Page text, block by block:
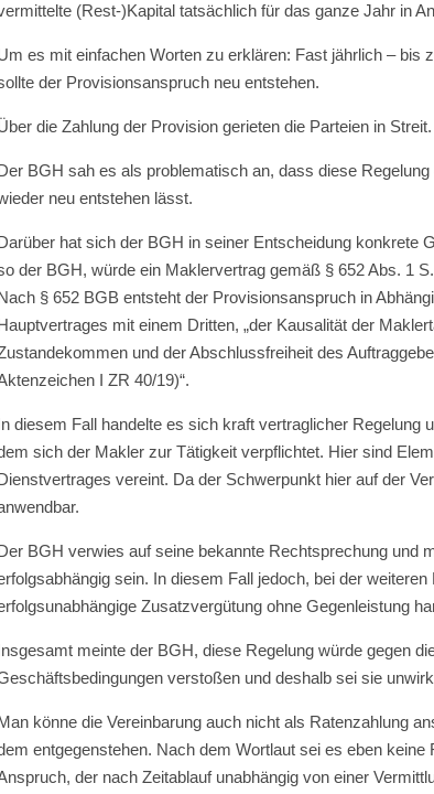
(Rest-)Kapital tatsächlich für das ganze Jahr in
es mit einfachen Worten zu erklären: Fast jährlich – bis
der Provisionsanspruch neu entstehen.
die Zahlung der Provision gerieten die Parteien in Streit.
BGH sah es als problematisch an, dass diese
neu entstehen lässt.
hat sich der BGH in seiner Entscheidung konkrete
der BGH, würde ein Maklervertrag gemäß § 652 Abs. 1
§ 652 BGB entsteht der Provisionsanspruch in
mit einem Dritten, „der Kausalität der
und der Abschlussfreiheit des
I ZR 40/19)“.
diesem Fall handelte es sich kraft vertraglicher Regelung
sich der Makler zur Tätigkeit verpflichtet. Hier sind
vereint. Da der Schwerpunkt hier auf der
BGH verwies auf seine bekannte Rechtsprechung und
sein. In diesem Fall jedoch, bei der
Zusatzvergütung ohne Gegenleistung
meinte der BGH, diese Regelung würde gegen
verstoßen und deshalb sei sie
könne die Vereinbarung auch nicht als Ratenzahlung
entgegenstehen. Nach dem Wortlaut sei es eben keine
der nach Zeitablauf unabhängig von einer